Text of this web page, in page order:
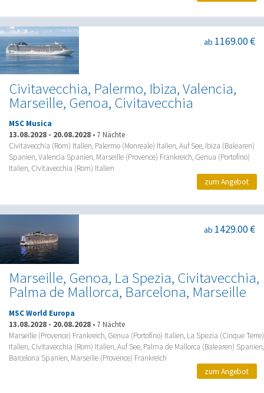
Civitavecchia, Palermo, Ibiza, Valencia,
Marseille, Genoa, Civitavecchia
ab 1169.00 €
MSC Musica
13.08.2028 - 20.08.2028 • 7 Nächte
Civitavecchia (Rom) Italien, Palermo (Monreale) Italien, Auf See, Ibiza (Balearen)
Spanien, Valencia Spanien, Marseille (Provence) Frankreich, Genua (Portofino)
Italien, Civitavecchia (Rom) Italien
zum Angebot
Marseille, Genoa, La Spezia, Civitavecchia,
Palma de Mallorca, Barcelona, Marseille
ab 1429.00 €
MSC World Europa
13.08.2028 - 20.08.2028 • 7 Nächte
Marseille (Provence) Frankreich, Genua (Portofino) Italien, La Spezia (Cinque Terre)
Italien, Civitavecchia (Rom) Italien, Auf See, Palma de Mallorca (Balearen) Spanien,
Barcelona Spanien, Marseille (Provence) Frankreich
zum Angebot